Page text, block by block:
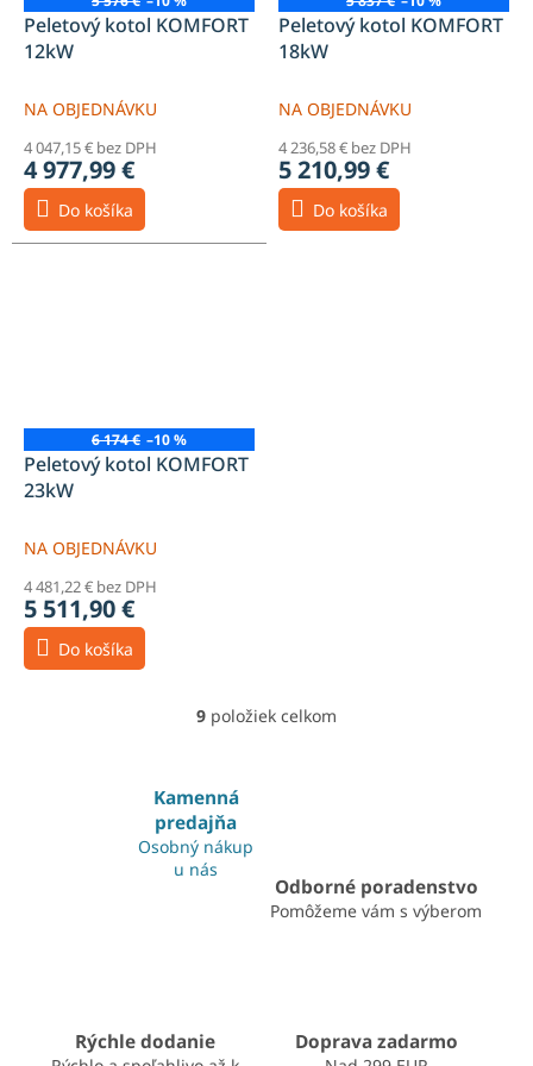
Peletový kotol KOMFORT
12kW
NA OBJEDNÁVKU
4 047,15 € bez DPH
4 977,99 €
Do košíka
Peletový kotol KOMFORT
18kW
NA OBJEDNÁVKU
4 236,58 € bez DPH
5 210,99 €
Do košíka
6 174 € –10 %
Peletový kotol KOMFORT
23kW
NA OBJEDNÁVKU
4 481,22 € bez DPH
5 511,90 €
Do košíka
O
e
9 položiek celkom
Kamenná
predajňa
Osobný nákup
u nás
Odborné poradenstvo
Pomôžeme vám s výberom
Rýchle dodanie Doprava zadarmo